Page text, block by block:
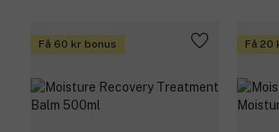
Få 60 kr bonus Få 20